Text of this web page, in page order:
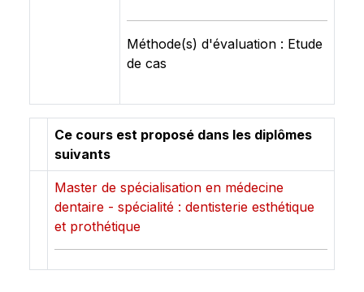
Méthode(s) d'évaluation : Etude
de cas
Ce cours est proposé dans les diplômes
suivants
Master de spécialisation en médecine
dentaire - spécialité : dentisterie esthétique
et prothétique